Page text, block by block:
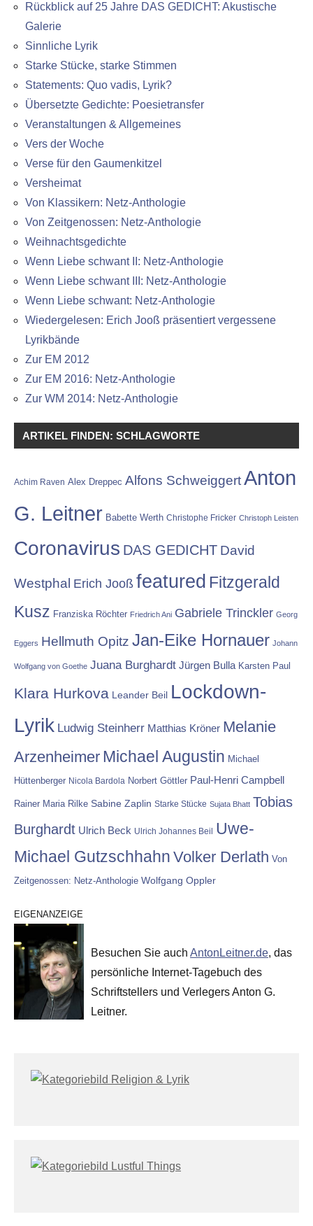
Rückblick auf 25 Jahre DAS GEDICHT: Akustische
Galerie
Sinnliche Lyrik
Starke Stücke, starke Stimmen
Statements: Quo vadis, Lyrik?
Übersetzte Gedichte: Poesietransfer
Veranstaltungen & Allgemeines
Vers der Woche
Verse für den Gaumenkitzel
Versheimat
Von Klassikern: Netz-Anthologie
Von Zeitgenossen: Netz-Anthologie
Weihnachtsgedichte
Wenn Liebe schwant II: Netz-Anthologie
Wenn Liebe schwant III: Netz-Anthologie
Wenn Liebe schwant: Netz-Anthologie
Wiedergelesen: Erich Jooß präsentiert vergessene
Lyrikbände
Zur EM 2012
Zur EM 2016: Netz-Anthologie
Zur WM 2014: Netz-Anthologie
ARTIKEL FINDEN: SCHLAGWORTE
Achim Raven Alex Dreppec Alfons SchweiggertAnton
G. Leitner Babette Werth Christophe Fricker Christoph Leisten
Coronavirus DAS GEDICHT David
Westphal Erich Jooß featured Fitzgerald
Kusz Franziska Röchter Friedrich Ani Gabriele Trinckler Georg
Eggers Hellmuth Opitz Jan-Eike Hornauer Johann
Wolfgang von Goethe Juana Burghardt Jürgen Bulla Karsten Paul
Klara Hurkova Leander Beil Lockdown-
Lyrik Ludwig Steinherr Matthias Kröner Melanie
Arzenheimer Michael Augustin Michael
Hüttenberger Nicola Bardola Norbert Göttler Paul-Henri Campbell
Rainer Maria Rilke Sabine Zaplin Starke Stücke Sujata Bhatt Tobias
Burghardt Ulrich Beck Ulrich Johannes Beil
Uwe-
Michael Gutzschhahn Volker Derlath Von
Zeitgenossen: Netz-Anthologie Wolfgang Oppler
EIGENANZEIGE
Besuchen Sie auch AntonLeitner.de, das
persönliche Internet-Tagebuch des
Schriftstellers und Verlegers Anton G.
Leitner.